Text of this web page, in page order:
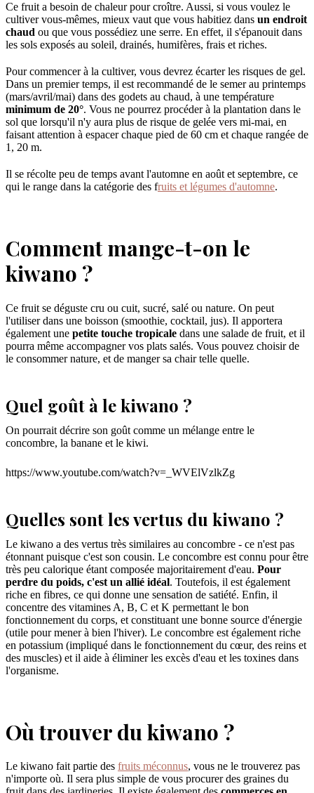
Ce fruit a besoin de chaleur pour croître. Aussi, si vous voulez le
cultiver vous-mêmes, mieux vaut que vous habitiez dans un endroit
chaud ou que vous possédiez une serre. En effet, il s'épanouit dans
les sols exposés au soleil, drainés, humifères, frais et riches.
Pour commencer à la cultiver, vous devrez écarter les risques de gel.
Dans un premier temps, il est recommandé de le semer au printemps
(mars/avril/mai) dans des godets au chaud, à une température
minimum de 20°. Vous ne pourrez procéder à la plantation dans le
sol que lorsqu'il n'y aura plus de risque de gelée vers mi-mai, en
faisant attention à espacer chaque pied de 60 cm et chaque rangée de
1, 20 m.
Il se récolte peu de temps avant l'automne en août et septembre, ce
qui le range dans la catégorie des fruits et légumes d'automne.
Comment mange-t-on le
kiwano ?
Ce fruit se déguste cru ou cuit, sucré, salé ou nature. On peut
l'utiliser dans une boisson (smoothie, cocktail, jus). Il apportera
également une petite touche tropicale dans une salade de fruit, et il
pourra même accompagner vos plats salés. Vous pouvez choisir de
le consommer nature, et de manger sa chair telle quelle.
Quel goût à le kiwano ?
On pourrait décrire son goût comme un mélange entre le
concombre, la banane et le kiwi.
https://www.youtube.com/watch?v=_WVElVzlkZg
Quelles sont les vertus du kiwano ?
Le kiwano a des vertus très similaires au concombre - ce n'est pas
étonnant puisque c'est son cousin. Le concombre est connu pour être
très peu calorique étant composée majoritairement d'eau. Pour
perdre du poids, c'est un allié idéal. Toutefois, il est également
riche en fibres, ce qui donne une sensation de satiété. Enfin, il
concentre des vitamines A, B, C et K permettant le bon
fonctionnement du corps, et constituant une bonne source d'énergie
(utile pour mener à bien l'hiver). Le concombre est également riche
en potassium (impliqué dans le fonctionnement du cœur, des reins et
des muscles) et il aide à éliminer les excès d'eau et les toxines dans
l'organisme.
Où trouver du kiwano ?
Le kiwano fait partie des fruits méconnus, vous ne le trouverez pas
n'importe où. Il sera plus simple de vous procurer des graines du